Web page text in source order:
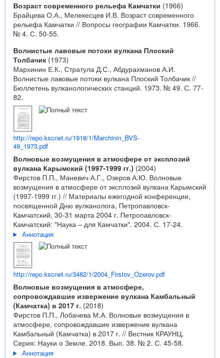
Возраст современного рельефа Камчатки (1966)
Брайцева О.А., Мелекесцев И.В. Возраст современного
рельефа Камчатки // Вопросы географии Камчатки. 1966.
№ 4. С. 50-55.
Волнистые лавовые потоки вулкана Плоский
Толбачик (1973)
Мархинин Е.К., Стратула Д.С., Абдурахманов А.И.
Волнистые лавовые потоки вулкана Плоский Толбачик //
Бюллетень вулканологических станций. 1973. № 49. С. 77-
82.
http://repo.kscnet.ru/1918/1/Marchinin_BVS-
49_1973.pdf
Волновые возмущения в атмосфере от эксплозий
вулкана Карымский (1997-1999 гг.) (2004)
Фирстов П.П., Маневич А.Г., Озеров А.Ю. Волновые
возмущения в атмосфере от эксплозий вулкана Карымский
(1997-1999 гг.) // Материалы ежегодной конференции,
посвященной Дню вулканолога, Петропавловск-
Камчатский, 30-31 марта 2004 г. Петропавловск-
Камчатский: "Наука – для Камчатки". 2004. С. 17-24.
Аннотация
http://repo.kscnet.ru/3482/1/2004_Firstov_Ozerov.pdf
Волновые возмущения в атмосфере,
сопровождавшие извержение вулкана Камбальный
(Камчатка) в 2017 г. (2018)
Фирстов П.П., Лобачева М.А. Волновые возмущения в
атмосфере, сопровождавшие извержение вулкана
Камбальный (Камчатка) в 2017 г. // Вестник КРАУНЦ.
Серия: Науки о Земле. 2018. Вып. 38. № 2. С. 45-58.
Аннотация